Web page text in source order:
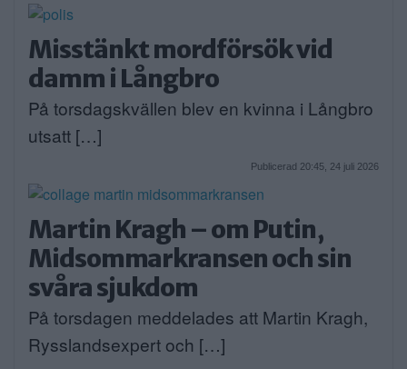
Misstänkt mordförsök vid
damm i Långbro
På torsdagskvällen blev en kvinna i Långbro
utsatt […]
Publicerad 20:45, 24 juli 2026
Martin Kragh – om Putin,
Midsommarkransen och sin
svåra sjukdom
På torsdagen meddelades att Martin Kragh,
Rysslandsexpert och […]